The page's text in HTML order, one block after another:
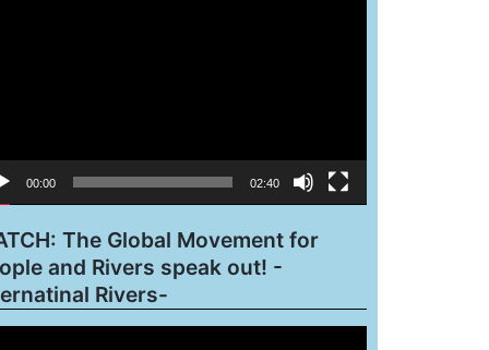
00:00 02:40
The Global Movement for
and Rivers speak out! -
Rivers-